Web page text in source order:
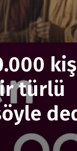
türlü